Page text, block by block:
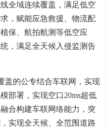
全域连续覆盖，满足低空
，赋能应急救援、物流配
保、航拍航测等低空应
，满足全天候入侵监测告
盖的公专结合车联网，实现
部署，实现空口20ms超低
合构建车联网络能力，突
实现全天候、全范围道路